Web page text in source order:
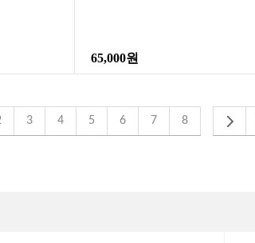
65,000원
3 4 5 6 7 8